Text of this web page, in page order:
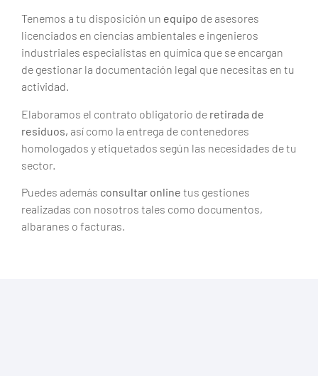
Tenemos a tu disposición un equipo de asesores
licenciados en ciencias ambientales e ingenieros
industriales especialistas en química que se encargan
de gestionar la documentación legal que necesitas en tu
actividad.
Elaboramos el contrato obligatorio de retirada de
residuos, así como la entrega de contenedores
homologados y etiquetados según las necesidades de tu
sector.
Puedes además consultar online tus gestiones
realizadas con nosotros tales como documentos,
albaranes o facturas.